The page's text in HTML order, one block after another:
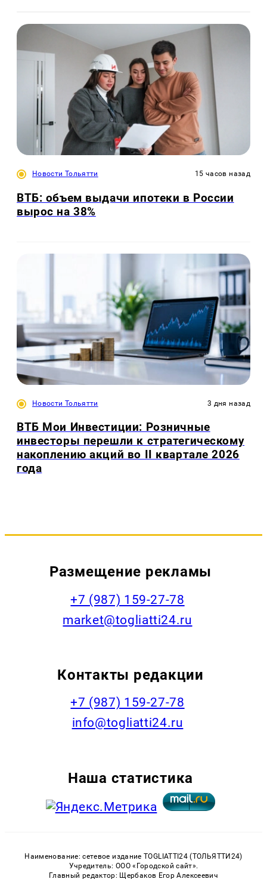
Новости Тольятти 15 часов назад
ВТБ: объем выдачи ипотеки в России
вырос на 38%
Новости Тольятти 3 дня назад
ВТБ Мои Инвестиции: Розничные
инвесторы перешли к стратегическому
накоплению акций во II квартале 2026
года
Размещение рекламы
+7 (987) 159-27-78
market@togliatti24.ru
Контакты редакции
+7 (987) 159-27-78
info@togliatti24.ru
Наша статистика
Наименование: сетевое издание TOGLIATTI24 (ТОЛЬЯТТИ24)
Учредитель: ООО «Городской сайт».
Главный редактор: Щербаков Егор Алексеевич